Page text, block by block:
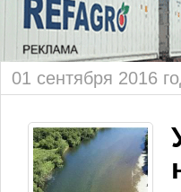
01 сентября 2016